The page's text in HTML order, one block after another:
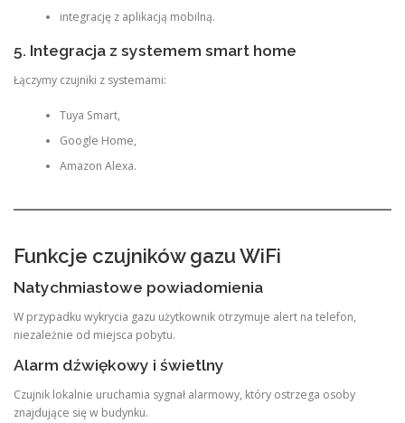
integrację z aplikacją mobilną.
5. Integracja z systemem smart home
Łączymy czujniki z systemami:
Tuya Smart,
Google Home,
Amazon Alexa.
Funkcje czujników gazu WiFi
Natychmiastowe powiadomienia
W przypadku wykrycia gazu użytkownik otrzymuje alert na telefon,
niezależnie od miejsca pobytu.
Alarm dźwiękowy i świetlny
Czujnik lokalnie uruchamia sygnał alarmowy, który ostrzega osoby
znajdujące się w budynku.